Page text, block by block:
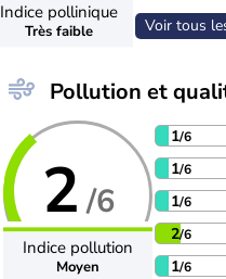
Indice pollinique
Très faible Voir tous
Pollution et
2 /6
Indice pollution
Moyen
1/6
1/6
1/6
2/6
1/6